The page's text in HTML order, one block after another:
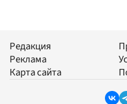
Редакция
Реклама
Карта сайта